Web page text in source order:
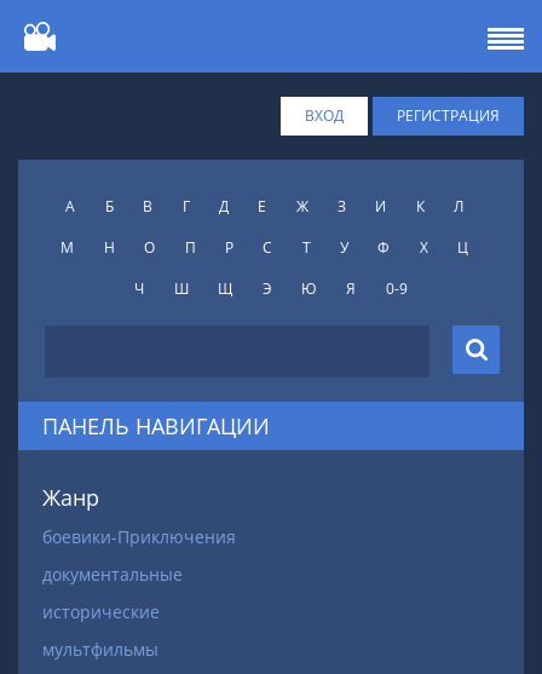
ВХОД РЕГИСТРАЦИЯ
А Б В Г Д Е Ж З И К
Л
М
Н О П Р С Т У Ф X
Ц
Ч
Ш Щ Э Ю Я 0-9
ПАНЕЛЬ НАВИГАЦИИ
Жанр
боевики-Приключения
документальные
исторические
мультфильмы